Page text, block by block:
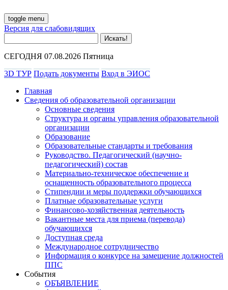
toggle menu
Версия для слабовидящих
СЕГОДНЯ 07.08.2026 Пятница
3D ТУР Подать документы Вход в ЭИОС
Главная
Сведения об образовательной организации
Основные сведения
Структура и органы управления образовательной
организации
Образование
Образовательные стандарты и требования
Руководство. Педагогический (научно-
педагогический) состав
Материально-техническое обеспечение и
оснащенность образовательного процесса
Стипендии и меры поддержки обучающихся
Платные образовательные услуги
Финансово-хозяйственная деятельность
Вакантные места для приема (перевода)
обучающихся
Доступная среда
Международное сотрудничество
Информация о конкурсе на замещение должностей
ППС
События
ОБЪЯВЛЕНИЕ